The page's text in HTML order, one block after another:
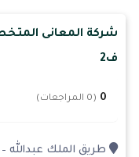
شركة المعانى
ف2
0 (0 المراجعات)
طريق الملك عبدالله